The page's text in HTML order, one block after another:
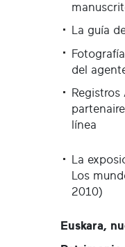
La guía
del
línea
La
Los
2010)
Euskara,